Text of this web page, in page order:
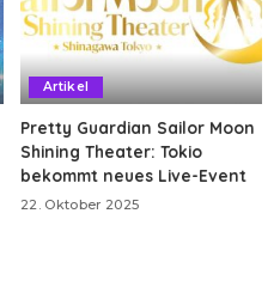
Artikel
Pretty Guardian Sailor Moon
Shining Theater: Tokio
bekommt neues Live-Event
22. Oktober 2025